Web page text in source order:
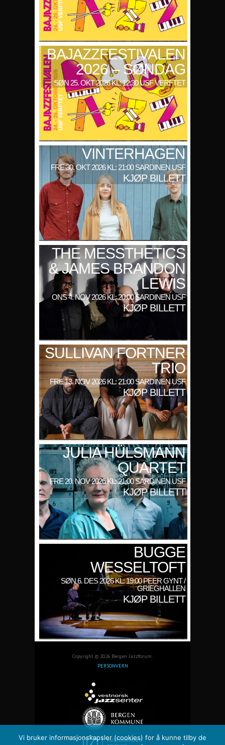
BAJAZZFESTIVALEN
2026 – SØNDAG
SØN 25. OKT 2026 KL: 12:30 USF VERFTET
VINTERHAGEN
FRE 30. OKT 2026 KL: 21:00 SARDINEN USF
KJØP BILLETT
THE MESSTHETICS
& JAMES BRANDON
LEWIS
ONS 4. NOV 2026 KL: 20:00 SARDINEN USF
KJØP BILLETT
SULLIVAN FORTNER
TRIO
FRE 13. NOV 2026 KL: 21:00 SARDINEN USF
KJØP BILLETT
JULIA HÜLSMANN
QUARTET
FRE 20. NOV 2026 KL: 21:00 SARDINEN USF
KJØP BILLETT
BUGGE
WESSELTOFT
SØN 6. DES 2026 KL: 19:00 PEER GYNT /
GRIEGHALLEN
KJØP BILLETT
Copyright © 2026 Bergen Jazzforum.
PERSONVERN
Vi bruker informasjonskapsler (cookies) for å kunne tilby de